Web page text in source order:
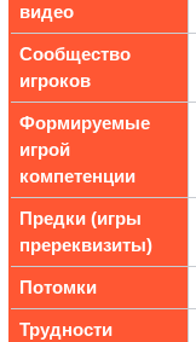
видео
Сообщество
игроков
Формируемые
игрой
компетенции
Предки (игры
пререквизиты)
Потомки
Трудности